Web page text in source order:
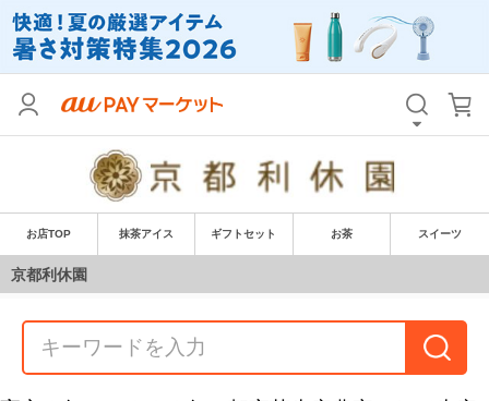
お店TOP 抹茶アイス ギフトセット お茶 スイーツ
京都利休園
寛永３年（１６２６年に朝宮茶生産農家として生産
に従事。 昭和32年 第11回関西製茶品評会「農林大
臣賞受賞」